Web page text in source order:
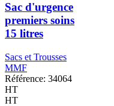
Sac d'urgence
premiers soins
15 litres
Sacs et Trousses
MMF
Référence: 34064
HT
HT